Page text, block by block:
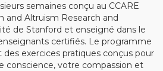
Login
Login
semaines conçu au CCARE
and Altruism Research and
de Stanford et enseigné dans le
certifiés. Le programme
exercices pratiques conçus pour
conscience, votre compassion et